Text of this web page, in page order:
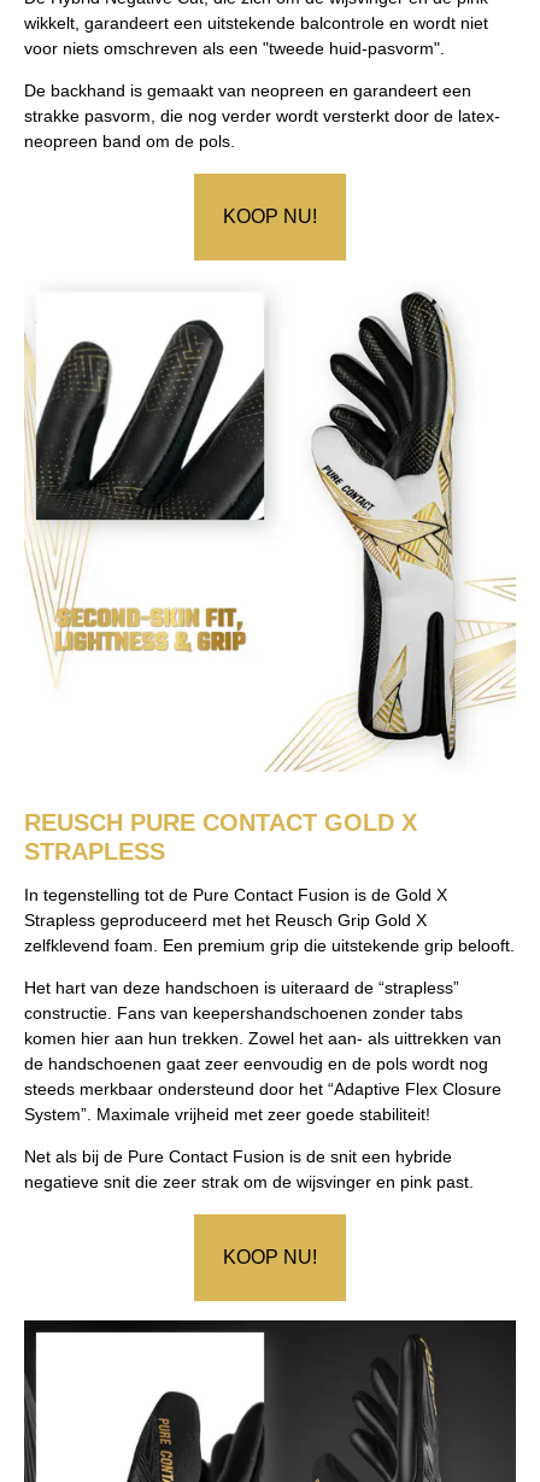
wikkelt, garandeert een uitstekende balcontrole en wordt niet
voor niets omschreven als een "tweede huid-pasvorm".
De backhand is gemaakt van neopreen en garandeert een
strakke pasvorm, die nog verder wordt versterkt door de latex-
neopreen band om de pols.
KOOP NU!
REUSCH PURE CONTACT GOLD X
STRAPLESS
In tegenstelling tot de Pure Contact Fusion is de Gold X
Strapless geproduceerd met het Reusch Grip Gold X
zelfklevend foam. Een premium grip die uitstekende grip belooft.
Het hart van deze handschoen is uiteraard de “strapless”
constructie. Fans van keepershandschoenen zonder tabs
komen hier aan hun trekken. Zowel het aan- als uittrekken van
de handschoenen gaat zeer eenvoudig en de pols wordt nog
steeds merkbaar ondersteund door het “Adaptive Flex Closure
System”. Maximale vrijheid met zeer goede stabiliteit!
Net als bij de Pure Contact Fusion is de snit een hybride
negatieve snit die zeer strak om de wijsvinger en pink past.
KOOP NU!